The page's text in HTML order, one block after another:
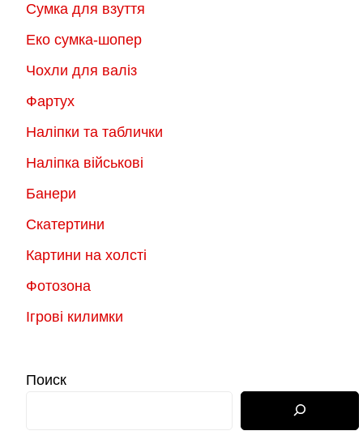
Сумка для взуття
Еко сумка-шопер
Чохли для валіз
Фартух
Наліпки та таблички
Наліпка військові
Банери
Скатертини
Картини на холсті
Фотозона
Ігрові килимки
Поиск